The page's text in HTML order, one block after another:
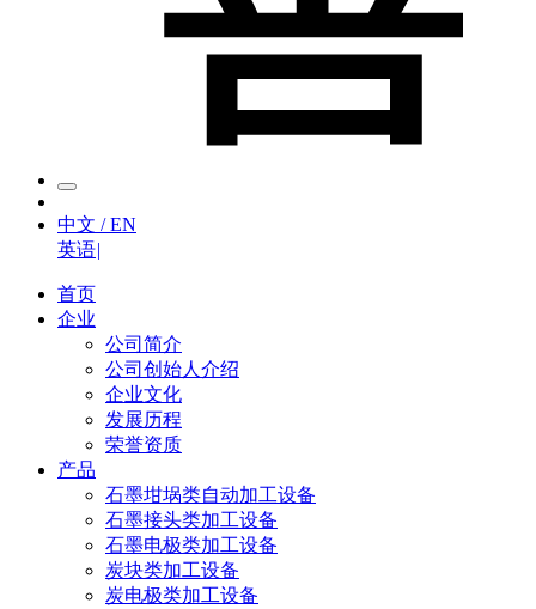
中文 / EN
英语|
首页
企业
公司简介
公司创始人介绍
企业文化
发展历程
荣誉资质
产品
石墨坩埚类自动加工设备
石墨接头类加工设备
石墨电极类加工设备
炭块类加工设备
炭电极类加工设备